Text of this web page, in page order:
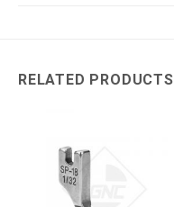
RELATED PRODUCTS